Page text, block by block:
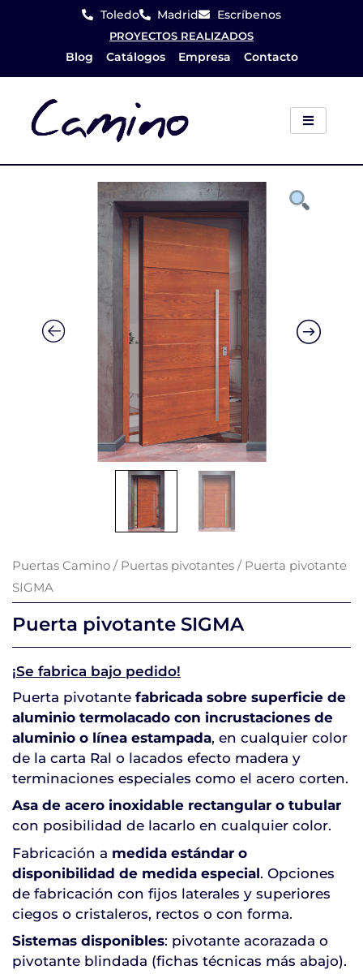
Toledo Madrid Escríbenos
PROYECTOS REALIZADOS
Blog Catálogos Empresa Contacto
Puertas Camino / Puertas pivotantes / Puerta pivotante
SIGMA
Puerta pivotante SIGMA
¡Se fabrica bajo pedido!
Puerta pivotante fabricada sobre superficie de
aluminio termolacado con incrustaciones de
aluminio o línea estampada, en cualquier color
de la carta Ral o lacados efecto madera y
terminaciones especiales como el acero corten.
Asa de acero inoxidable rectangular o tubular
con posibilidad de lacarlo en cualquier color.
Fabricación a medida estándar o
disponibilidad de medida especial. Opciones
de fabricación con fijos laterales y superiores
ciegos o cristaleros, rectos o con forma.
Sistemas disponibles: pivotante acorazada o
pivotante blindada (fichas técnicas más abajo).